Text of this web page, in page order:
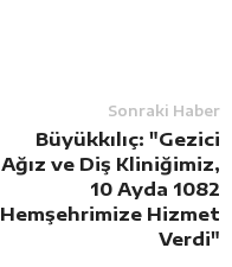
Sonraki Haber
Büyükkılıç: "Gezici
Ağız ve Diş Kliniğimiz,
10 Ayda 1082
Hemşehrimize Hizmet
Verdi"